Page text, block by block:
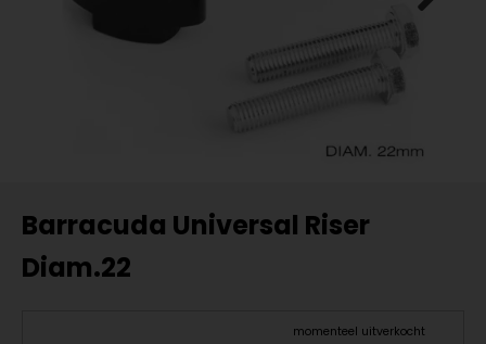
Barracuda Universal Riser
Diam.22
momenteel uitverkocht